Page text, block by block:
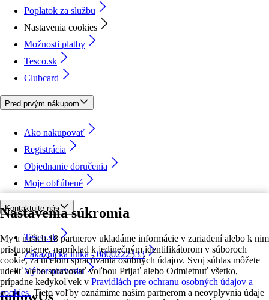
Nastavenia súkromia
My a našich 18 partnerov ukladáme informácie v zariadení alebo k nim
pristupujeme, napríklad k jedinečným identifikátorom v súboroch
cookie, za účelom spracúvania osobných údajov. Svoj súhlas môžete
udeliť alebo spravovať voľbou Prijať alebo Odmietnuť všetko,
prípadne kedykoľvek v Pravidlách pre ochranu osobných údajov a
cookies. Tieto voľby oznámime našim partnerom a neovplyvnia údaje
Poplatok za službu
Nastavenia cookies
Možnosti platby
Tesco.sk
Clubcard
Pred prvým nákupom
Ako nakupovať
Registrácia
Objednanie doručenia
Moje obľúbené
Kontaktujte nás
Tesco.sk
Zákaznícka linka - 0800222333
Výber obchodu
followUs